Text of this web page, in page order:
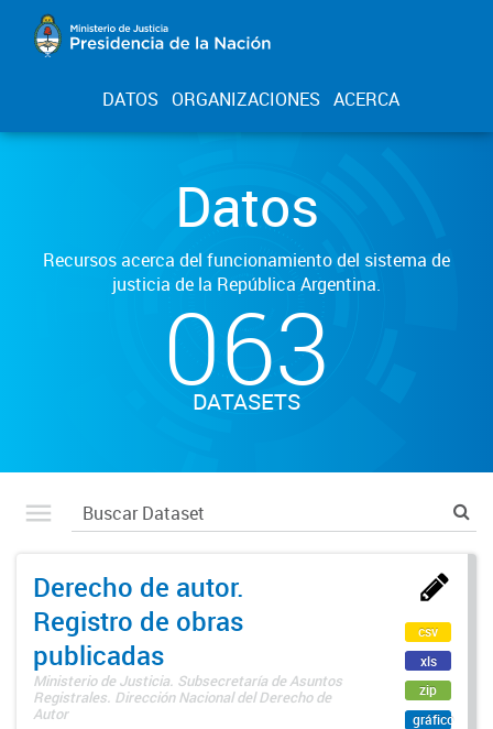
DATOS ORGANIZACIONES ACERCA
Datos
Recursos acerca del funcionamiento del sistema de
justicia de la República Argentina.
063
DATASETS
Derecho de autor.
Registro de obras
publicadas
Ministerio de Justicia. Subsecretaría de Asuntos
Registrales. Dirección Nacional del Derecho de
Autor
csv
xls
zip
gráfico